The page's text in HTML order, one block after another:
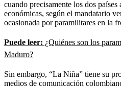
cuando precisamente los dos países
económicas, según el mandatario
ocasionada por paramilitares en la
Puede leer: ¿Quiénes son los
Maduro?
Sin embargo, “La Niña” tiene su
medios de comunicación